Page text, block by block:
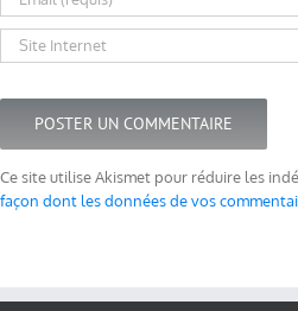
Ce site utilise Akismet pour réduire les
façon dont les données de vos